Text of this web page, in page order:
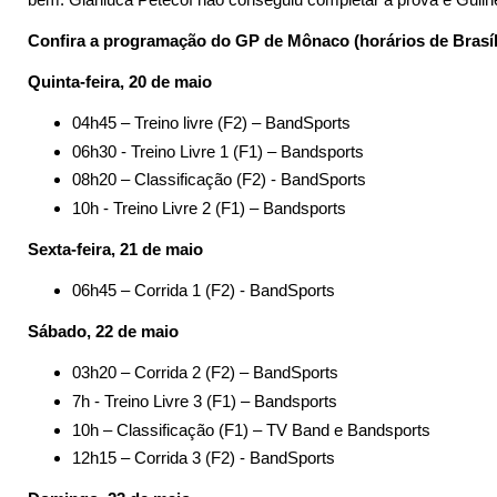
Confira a programação do GP de Mônaco (horários de
Quinta-feira, 20 de maio
04h45 – Treino livre (F2) – BandSports
06h30 - Treino Livre 1 (F1) – Bandsports
08h20 – Classificação (F2) - BandSports
10h - Treino Livre 2 (F1) – Bandsports
Sexta-feira, 21 de maio
06h45 – Corrida 1 (F2) - BandSports
Sábado, 22 de maio
03h20 – Corrida 2 (F2) – BandSports
7h - Treino Livre 3 (F1) – Bandsports
10h – Classificação (F1) – TV Band e Bandsports
12h15 – Corrida 3 (F2) - BandSports